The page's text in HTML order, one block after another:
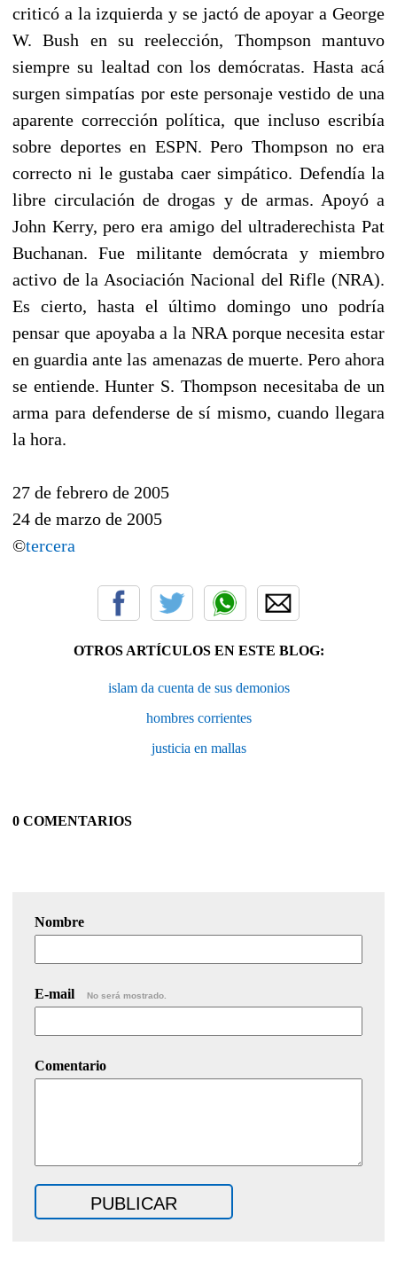
criticó a la izquierda y se jactó de apoyar a George
W. Bush en su reelección, Thompson mantuvo
siempre su lealtad con los demócratas. Hasta acá
surgen simpatías por este personaje vestido de una
aparente corrección política, que incluso escribía
sobre deportes en ESPN. Pero Thompson no era
correcto ni le gustaba caer simpático. Defendía la
libre circulación de drogas y de armas. Apoyó a
John Kerry, pero era amigo del ultraderechista Pat
Buchanan. Fue militante demócrata y miembro
activo de la Asociación Nacional del Rifle (NRA).
Es cierto, hasta el último domingo uno podría
pensar que apoyaba a la NRA porque necesita estar
en guardia ante las amenazas de muerte. Pero ahora
se entiende. Hunter S. Thompson necesitaba de un
arma para defenderse de sí mismo, cuando llegara
la hora.
27 de febrero de 2005
24 de marzo de 2005
©tercera
OTROS ARTÍCULOS EN ESTE BLOG:
islam da cuenta de sus demonios
hombres corrientes
justicia en mallas
0 COMENTARIOS
Nombre
E-mail No será mostrado.
Comentario